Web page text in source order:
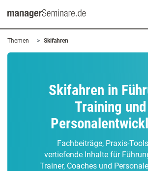
Themen Skifahren
Skifahren in
Training und
Fachbeiträge, Praxis-
vertiefende Inhalte für
Trainer, Coaches und